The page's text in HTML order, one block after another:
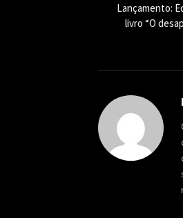
Lançamento:
livro “O